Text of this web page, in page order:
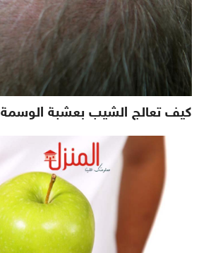
كيف تعالج الشيب بعشبة الوسمة